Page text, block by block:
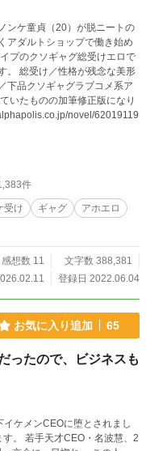
ンケ童貞（20）が脱ニートの
アダルトショップで働き始め
プのクソギャグ総受けエロで
美形
下品クソギャグラブコメ系ア
件
受け ギャグ
アホエロ
感想数 11
文字数 388,381
登録日 2022.06.04
お気に入り追加 65
ったので、ビジネスも
ケメンCEOに堕とされまし
慧、2